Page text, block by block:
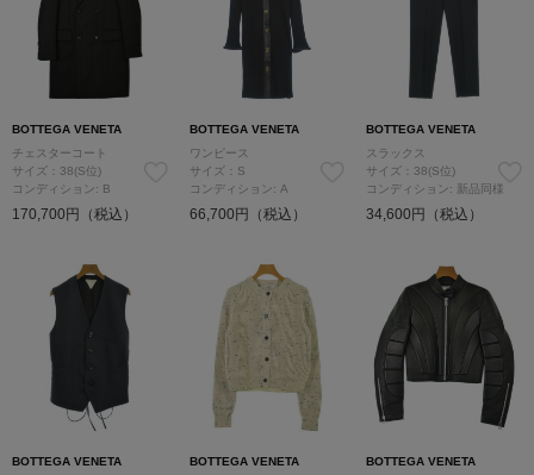
BOTTEGA VENETA
チェスターコート
サイズ：38(S位)
コンディション: B
170,700円（税込）
BOTTEGA VENETA
ワンピース
サイズ：S
コンディション: A
66,700円（税込）
BOTTEGA VENETA
スラックス
サイズ：38(S位)
コンディション: 新品同様
34,600円（税込）
BOTTEGA VENETA
BOTTEGA VENETA
BOTTEGA VENETA